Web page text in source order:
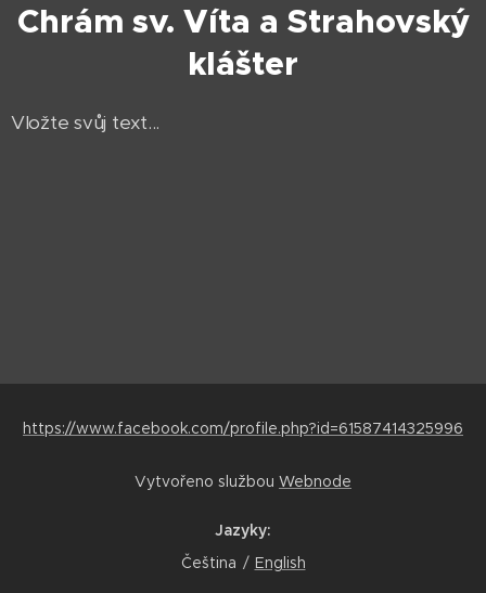
Chrám sv. Víta a Strahovský
klášter
Vložte svůj text...
https://www.facebook.com/profile.php?id=61587414325996
Vytvořeno službou Webnode
Jazyky
Čeština
English